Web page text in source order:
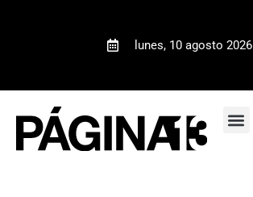
lunes, 10 agosto